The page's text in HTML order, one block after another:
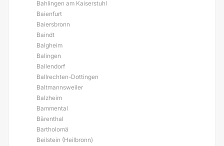
Bahlingen am Kaiserstuhl
Baienfurt
Baiersbronn
Baindt
Balgheim
Balingen
Ballendorf
Ballrechten-Dottingen
Baltmannsweiler
Balzheim
Bammental
Bärenthal
Bartholomä
Beilstein (Heilbronn)